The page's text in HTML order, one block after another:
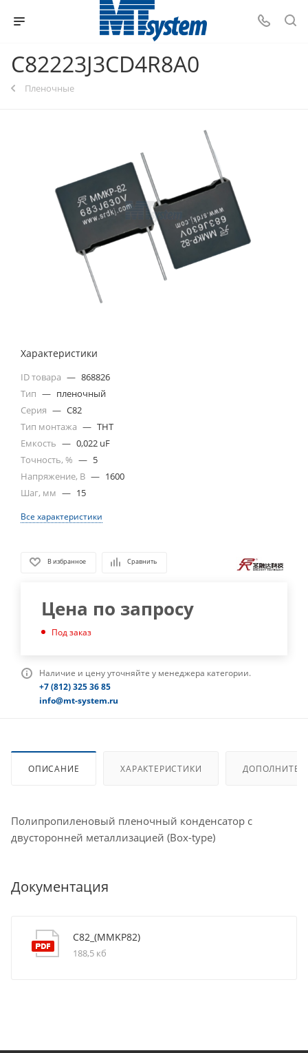
C82223J3CD4R8A0
Пленочные
Характеристики
ID товара — 868826
Тип — пленочный
Серия — C82
Тип монтажа — THT
Емкость — 0,022 uF
Точность, % — 5
Напряжение, В — 1600
Шаг, мм — 15
Все характеристики
В избранное Сравнить
Цена по запросу
Под заказ
Наличие и цену уточняйте у менеджера категории.
+7 (812) 325 36 85
info@mt-system.ru
ОПИСАНИЕ ХАРАКТЕРИСТИКИ
Полипропиленовый пленочный конденсатор с
двусторонней металлизацией (Box-type)
Документация
C82_(MMKP82)
188,5 кб